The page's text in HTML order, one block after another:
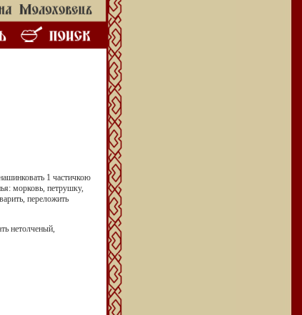
1 частичкою
морковь, петрушку,
переложить
нетолченый,